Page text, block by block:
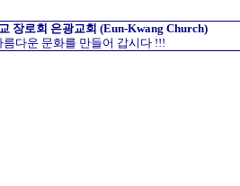
장로회 은광교회 (Eun-Kwang Church)
름다운 문화를 만들어 갑시다 !!!